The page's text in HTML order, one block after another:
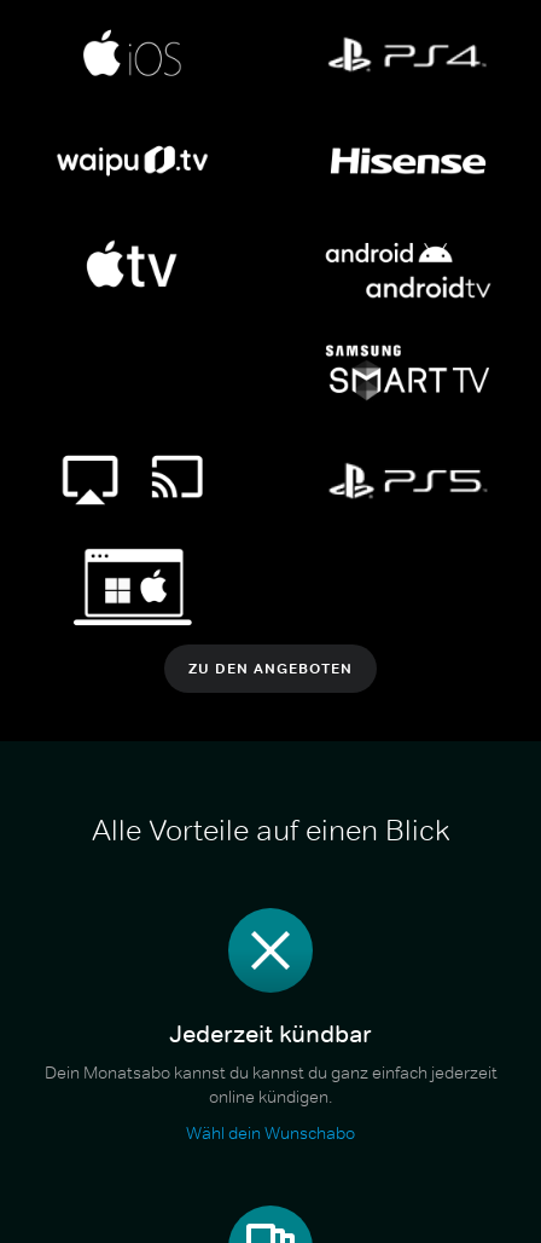
ZU DEN ANGEBOTEN
Alle Vorteile auf einen Blick
Jederzeit kündbar
Dein Monatsabo kannst du kannst du ganz einfach jederzeit
online kündigen.
Wähl dein Wunschabo